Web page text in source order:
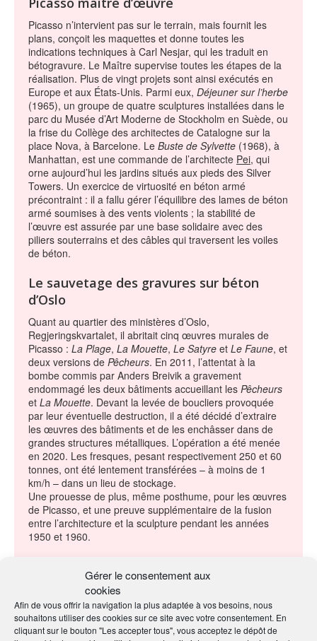
Gérer le consentement aux
cookies
Afin de vous offrir la navigation la plus adaptée à vos besoins, nous
souhaitons utiliser des cookies sur ce site avec votre consentement. En
cliquant sur le bouton "Les accepter tous", vous acceptez le dépôt de
Picasso n’intervient pas sur le terrain, mais fournit les
plans, conçoit les maquettes et donne toutes les
indications techniques à Carl Nesjar, qui les traduit en
bétogravure. Le Maître supervise toutes les étapes de la
réalisation. Plus de vingt projets sont ainsi exécutés en
Europe et aux États-Unis. Parmi eux, Déjeuner sur l’herbe
(1965), un groupe de quatre sculptures installées dans le
parc du Musée d’Art Moderne de Stockholm en Suède, ou
la frise du Collège des architectes de Catalogne sur la
place Nova, à Barcelone. Le Buste de Sylvette (1968), à
Manhattan, est une commande de l’architecte Pei, qui
orne aujourd’hui les jardins situés aux pieds des Silver
Towers. Un exercice de virtuosité en béton armé
précontraint : il a fallu gérer l’équilibre des lames de béton
armé soumises à des vents violents ; la stabilité de
l’œuvre est assurée par une base solidaire avec des
piliers souterrains et des câbles qui traversent les voiles
de béton.
Le sauvetage des gravures sur béton
d’Oslo
Quant au quartier des ministères d’Oslo,
Regjeringskvartalet, il abritait cinq œuvres murales de
Picasso : La Plage, La Mouette, Le Satyre et Le Faune, et
deux versions de Pêcheurs. En 2011, l’attentat à la
bombe commis par Anders Breivik a gravement
endommagé les deux bâtiments accueillant les Pêcheurs
et La Mouette. Devant la levée de boucliers provoquée
par leur éventuelle destruction, il a été décidé d’extraire
les œuvres des bâtiments et de les enchâsser dans de
grandes structures métalliques. L’opération a été menée
en 2020. Les fresques, pesant respectivement 250 et 60
tonnes, ont été lentement transférées – à moins de 1
km/h – dans un lieu de stockage.
Une prouesse de plus, même posthume, pour les œuvres
de Picasso, et une preuve supplémentaire de la fusion
entre l’architecture et la sculpture pendant les années
1950 et 1960.
EN SAVOIR
PLUS